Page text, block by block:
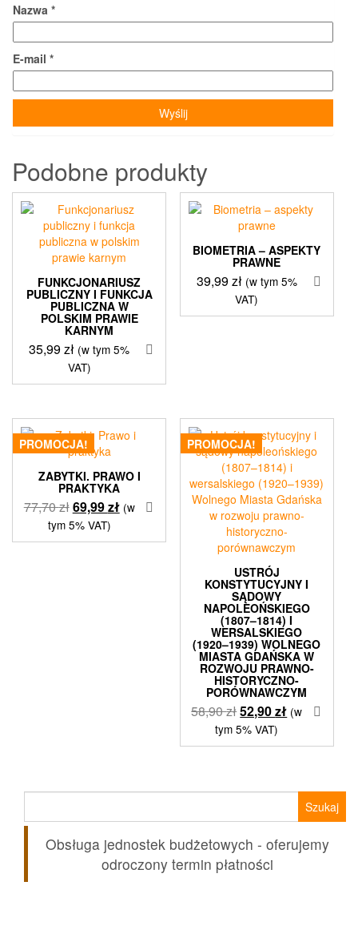
Nazwa *
E-mail *
Podobne produkty
FUNKCJONARIUSZ
PUBLICZNY I FUNKCJA
PUBLICZNA W
POLSKIM PRAWIE
KARNYM
35,99zł (w tym 5%
VAT)
BIOMETRIA – ASPEKTY
PRAWNE
39,99zł (w tym 5%
VAT)
PROMOCJA!
ZABYTKI. PRAWO I
PRAKTYKA
77,70złPierwotna
cena
wynosiła:
69,99złAktualna
wynosi:
(w
tym 5% VAT)
PROMOCJA!
USTRÓJ
KONSTYTUCYJNY I
SĄDOWY
NAPOLEOŃSKIEGO
(1807–1814) I
WERSALSKIEGO
(1920–1939) WOLNEGO
MIASTA GDAŃSKA W
ROZWOJU PRAWNO-
HISTORYCZNO-
PORÓWNAWCZYM
58,90złPierwotna
cena
wynosiła:
52,90złAktualna
wynosi:
(w
tym 5% VAT)
Obsługa jednostek budżetowych - oferujemy
odroczony termin płatności